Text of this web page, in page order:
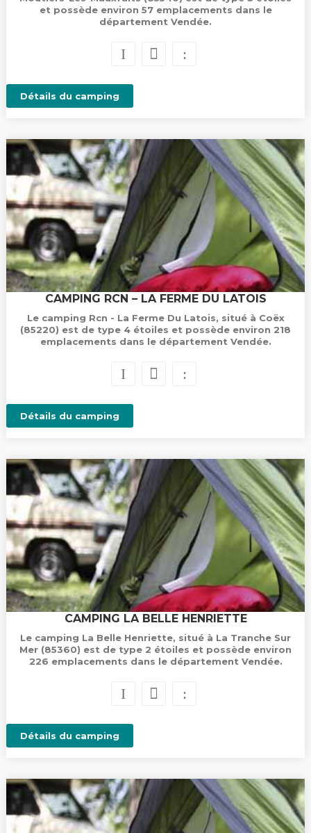
et possède environ 57 emplacements dans le
département Vendée.
Détails du camping
CAMPING RCN – LA FERME DU LATOIS
Le camping Rcn - La Ferme Du Latois, situé à Coëx
(85220) est de type 4 étoiles et possède environ 218
emplacements dans le département Vendée.
Détails du camping
CAMPING LA BELLE HENRIETTE
Le camping La Belle Henriette, situé à La Tranche Sur
Mer (85360) est de type 2 étoiles et possède environ
226 emplacements dans le département Vendée.
Détails du camping